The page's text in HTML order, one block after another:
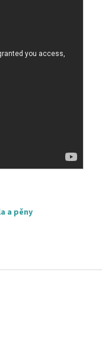
a pěny